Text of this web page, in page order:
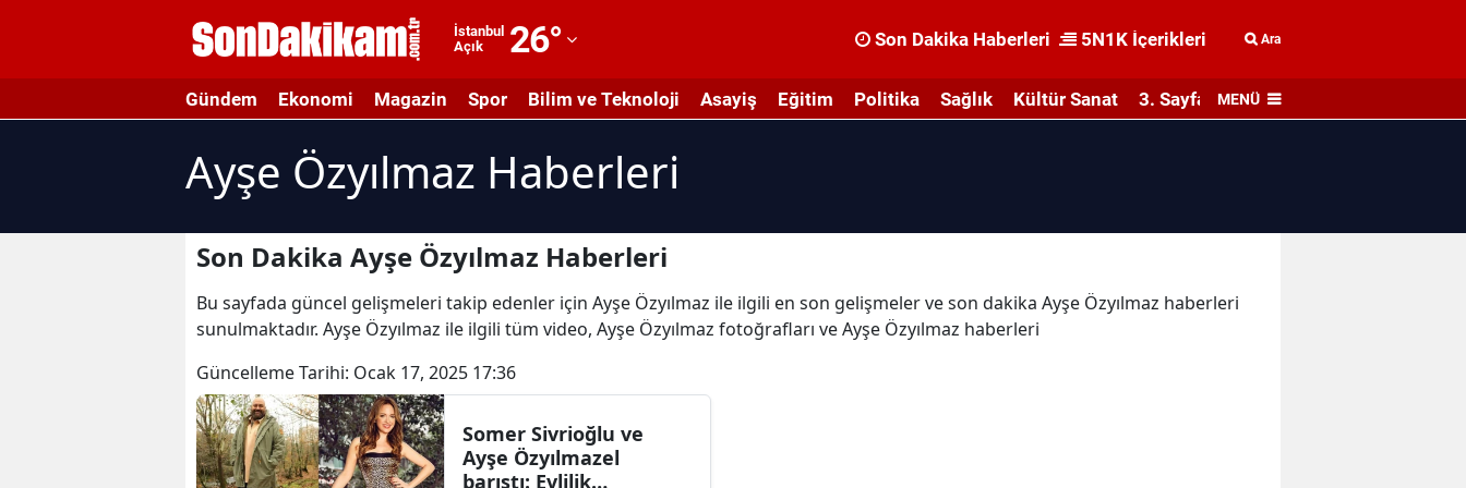
İstanbul
Açık
26°
Adıyaman
Afyonkarahisar
Amasya
Antalya
Artvin
Balıkesir
Son Dakika Haberleri 5N1K İçerikleri Ara
Gündem Ekonomi Magazin Spor Bilim ve Teknoloji Asayiş Eğitim Politika Sağlık Kültür Sanat 3. Sayfa MENÜ
Ayşe Özyılmaz Haberleri
Son Dakika Ayşe Özyılmaz Haberleri
Bu sayfada güncel gelişmeleri takip edenler için Ayşe Özyılmaz ile ilgili en son gelişmeler ve son dakika Ayşe Özyılmaz haberleri
sunulmaktadır. Ayşe Özyılmaz ile ilgili tüm video, Ayşe Özyılmaz fotoğrafları ve Ayşe Özyılmaz haberleri
Güncelleme Tarihi: Ocak 17, 2025 17:36
Somer Sivrioğlu ve
Ayşe Özyılmazel
barıştı: Evlilik